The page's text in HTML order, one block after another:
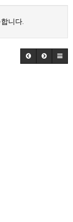
니다.